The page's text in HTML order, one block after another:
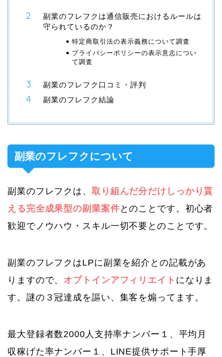
副業のフレフクは通信販売におけるルールは
守られているのか？
特定商取引法の表示義務について調査
プライバシーポリシーの表示意志につい
て調査
副業のフレフク口コミ・評判
副業のフレフク結論
副業のフレフクについて
副業のフレフクは、 取り組んだ分だけしっかり貰
える完全成果型の副業案件 とのことです。初心者
歓迎でノウハウ・スキル一切不要とのことです。
副業のフレフクはLPに副業を紹介との記載があ
りますので、 オプトインアフィリエイト になりま
す。謎の３冠達成を謳い、集客を煽ってます。
最大登録者数2000人支持率ナンバー１、平均月
収稼げた率ナンバー１、LINE提供サポート手厚